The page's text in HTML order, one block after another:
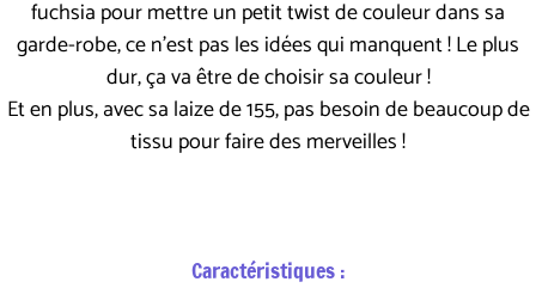
fuchsia pour mettre un petit twist de couleur dans sa
garde-robe, ce n'est pas les idées qui manquent ! Le plus
dur, ça va être de choisir sa couleur !
Et en plus, avec sa laize de 155, pas besoin de beaucoup de
tissu pour faire des merveilles !
Caractéristiques :